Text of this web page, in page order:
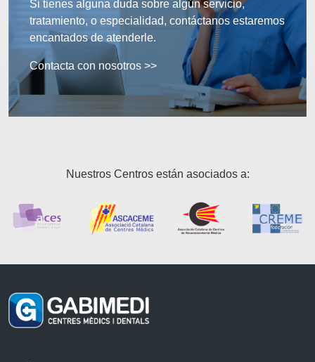
Si tienes alguna duda sobre algún servicio,
tratamiento, o especialidad, contáctanos estaremos
encantados de atenderle.
Contacta con nosotros >>
Nuestros Centros están asociados a: